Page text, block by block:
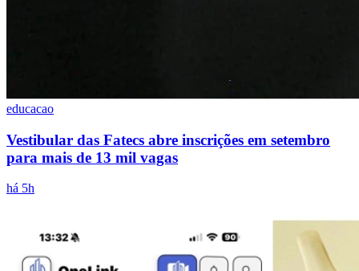
Santos
educacao
Vestibular das Fatecs abre inscrições em setembro
para mais de 13 mil vagas
há 5h